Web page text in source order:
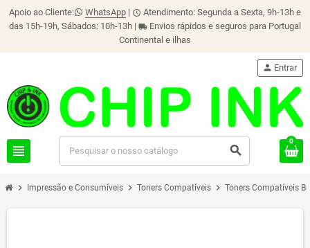
Apoio ao Cliente: WhatsApp | schedule Atendimento: Segunda a Sexta, 9h-13h e
das 15h-19h, Sábados: 10h-13h | local_shipping Envios rápidos e seguros para Portugal
Continental e ilhas
view_headline search
person Entrar
0
chevron_right Impressão e Consumíveis chevron_right Toners Compatíveis chevron_right Toners Compatíveis